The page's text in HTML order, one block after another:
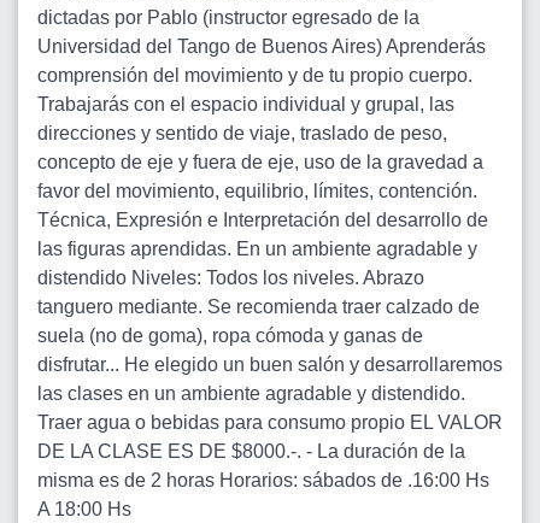
dictadas por Pablo (instructor egresado de la
Universidad del Tango de Buenos Aires) Aprenderás
comprensión del movimiento y de tu propio cuerpo.
Trabajarás con el espacio individual y grupal, las
direcciones y sentido de viaje, traslado de peso,
concepto de eje y fuera de eje, uso de la gravedad a
favor del movimiento, equilibrio, límites, contención.
Técnica, Expresión e Interpretación del desarrollo de
las figuras aprendidas. En un ambiente agradable y
distendido Niveles: Todos los niveles. Abrazo
tanguero mediante. Se recomienda traer calzado de
suela (no de goma), ropa cómoda y ganas de
disfrutar... He elegido un buen salón y desarrollaremos
las clases en un ambiente agradable y distendido.
Traer agua o bebidas para consumo propio EL VALOR
DE LA CLASE ES DE $8000.-. - La duración de la
misma es de 2 horas Horarios: sábados de .16:00 Hs
A 18:00 Hs